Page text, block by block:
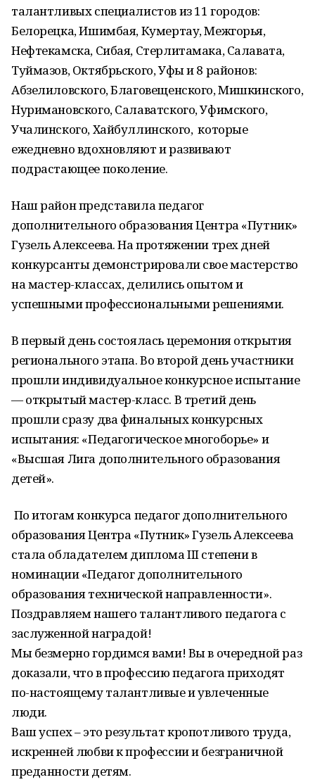
талантливых специалистов из 11 городов:
Белорецка, Ишимбая, Кумертау, Межгорья,
Нефтекамска, Сибая, Стерлитамака, Салавата,
Туймазов, Октябрьского, Уфы и 8 районов:
Абзелиловского, Благовещенского, Мишкинского,
Нуримановского, Салаватского, Уфимского,
Учалинского, Хайбуллинского, которые
ежедневно вдохновляют и развивают
подрастающее поколение.
Наш район представила педагог
дополнительного образования Центра «Путник»
Гузель Алексеева. На протяжении трех дней
конкурсанты демонстрировали свое мастерство
на мастер-классах, делились опытом и
успешными профессиональными решениями.
В первый день состоялась церемония открытия
регионального этапа. Во второй день участники
прошли индивидуальное конкурсное испытание
— открытый мастер-класс. В третий день
прошли сразу два финальных конкурсных
испытания: «Педагогическое многоборье» и
«Высшая Лига дополнительного образования
детей».
По итогам конкурса педагог дополнительного
образования Центра «Путник» Гузель Алексеева
стала обладателем диплома III степени в
номинации «Педагог дополнительного
образования технической направленности».
Поздравляем нашего талантливого педагога с
заслуженной наградой!
Мы безмерно гордимся вами! Вы в очередной раз
доказали, что в профессию педагога приходят
по-настоящему талантливые и увлеченные
люди.
Ваш успех – это результат кропотливого труда,
искренней любви к профессии и безграничной
преданности детям.